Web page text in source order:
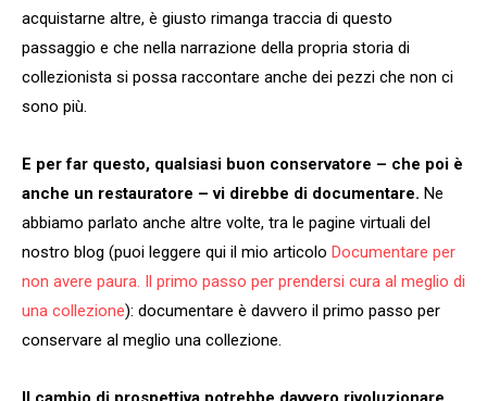
acquistarne altre, è giusto rimanga traccia di questo
passaggio e che nella narrazione della propria storia di
collezionista si possa raccontare anche dei pezzi che non ci
sono più.
E per far questo, qualsiasi buon conservatore – che poi è
anche un restauratore – vi direbbe di documentare. Ne
abbiamo parlato anche altre volte, tra le pagine virtuali del
nostro blog (puoi leggere qui il mio articolo Documentare per
non avere paura. Il primo passo per prendersi cura al meglio di
una collezione): documentare è davvero il primo passo per
conservare al meglio una collezione.